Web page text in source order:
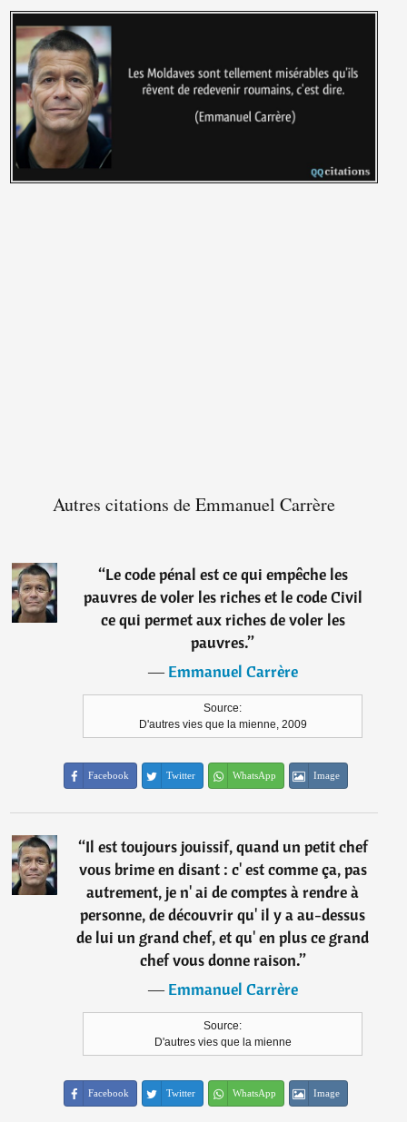
Autres citations de Emmanuel Carrère
“Le code pénal est ce qui empêche les
pauvres de voler les riches et le code Civil
ce qui permet aux riches de voler les
pauvres.”
―Emmanuel Carrère
Source:
D'autres vies que la mienne, 2009
Facebook Twitter WhatsApp Image
“Il est toujours jouissif, quand un petit chef
vous brime en disant : c' est comme ça, pas
autrement, je n' ai de comptes à rendre à
personne, de découvrir qu' il y a au-dessus
de lui un grand chef, et qu' en plus ce grand
chef vous donne raison.”
―Emmanuel Carrère
Source:
D'autres vies que la mienne
Facebook Twitter WhatsApp Image